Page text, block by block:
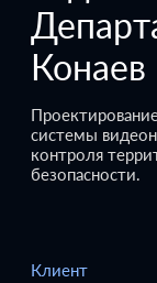
Конаев
системы
контроля
безопасности.
Клиент